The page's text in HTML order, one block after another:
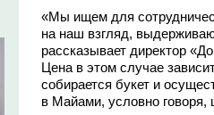
«Мы ищем для
на наш взгляд,
рассказывает директор
Цена в этом случае
собирается букет и
в Майами, условно говоря,